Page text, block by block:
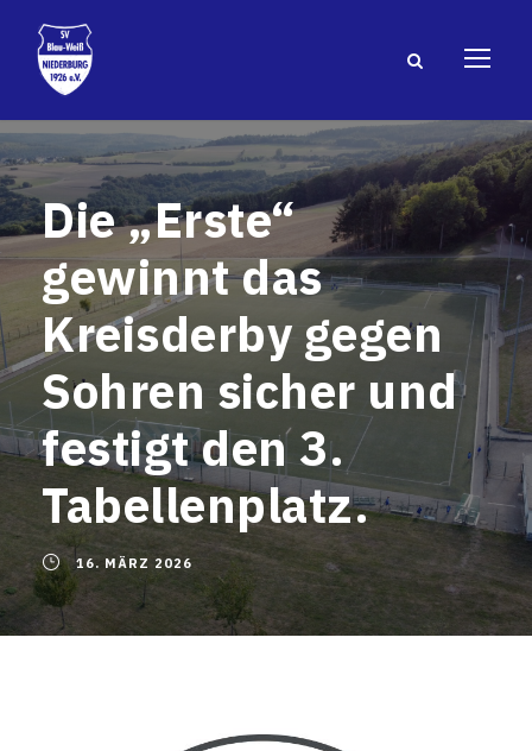
Die „Erste“
gewinnt das
Kreisderby gegen
Sohren sicher und
festigt den 3.
Tabellenplatz.
16. MÄRZ 2026